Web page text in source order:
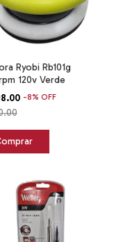
Ryobi Rb101g
120v Verde
-8% OFF